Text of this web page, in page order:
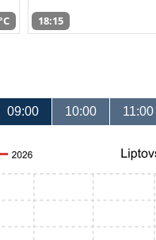
18:15
09:00 10:00 11:00